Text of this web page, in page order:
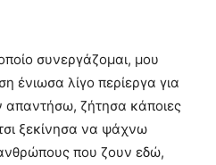
συνεργάζομαι, μου
ένιωσα λίγο περίεργα για
απαντήσω, ζήτησα κάποιες
ξεκίνησα να ψάχνω
που ζουν εδώ,